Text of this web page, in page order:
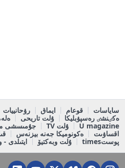
ساياسات قوعام ايماق رۋحانييات
ەكٸنشٸ رەسپۋبليكا
ۇلت تاريحى
U magazine
ۇلت TV
جۇمىسشى
اقساۋىت
ەكونوميكا جەنە بيزنەس
پوستtimes
ۇلت وبەكتيۆ ايتىلدى -